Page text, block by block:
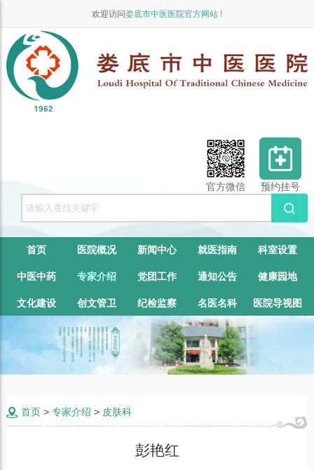
欢迎访问娄底市中医医院官方网站 !
官方微信 预约挂号
首页 医院概况 新闻中心 就医指南 科室设置
中医中药 专家介绍 党团工作 通知公告 健康园地
文化建设 创文管卫 纪检监察 名医名科 医院导视图
 首页> 专家介绍 > 皮肤科
彭艳红